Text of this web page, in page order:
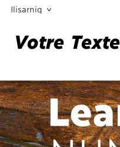
Ilisarniq
Votre